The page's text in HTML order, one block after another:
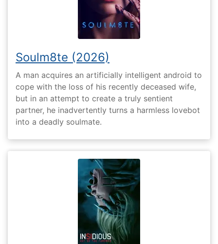
Soulm8te (2026)
A man acquires an artificially intelligent android to
cope with the loss of his recently deceased wife,
but in an attempt to create a truly sentient
partner, he inadvertently turns a harmless lovebot
into a deadly soulmate.